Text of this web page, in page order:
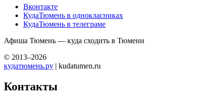
Вконтакте
КудаТюмень в однокласниках
КудаТюмень в телеграме
Афиша Тюмень — куда сходить в Тюмени
© 2013–2026
кудатюмень.ру | kudatumen.ru
Контакты